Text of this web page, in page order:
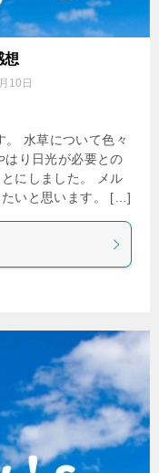
想
10日
。 水草について色々
はり日光が必要との
にしました。 メル
たいと思います。 […]